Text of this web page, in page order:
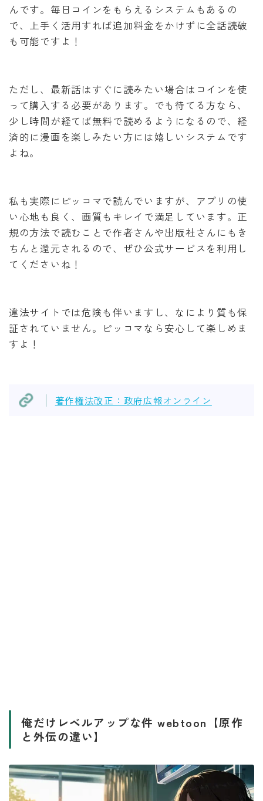
んです。毎日コインをもらえるシステムもあるの
で、上手く活用すれば追加料金をかけずに全話読破
も可能ですよ！
ただし、最新話はすぐに読みたい場合はコインを使
って購入する必要があります。でも待てる方なら、
少し時間が経てば無料で読めるようになるので、経
済的に漫画を楽しみたい方には嬉しいシステムです
よね。
私も実際にピッコマで読んでいますが、アプリの使
い心地も良く、画質もキレイで満足しています。正
規の方法で読むことで作者さんや出版社さんにもき
ちんと還元されるので、ぜひ公式サービスを利用し
てくださいね！
違法サイトでは危険も伴いますし、なにより質も保
証されていません。ピッコマなら安心して楽しめま
すよ！
著作権法改正：政府広報オンライン
俺だけレベルアップな件 webtoon【原作
と外伝の違い】